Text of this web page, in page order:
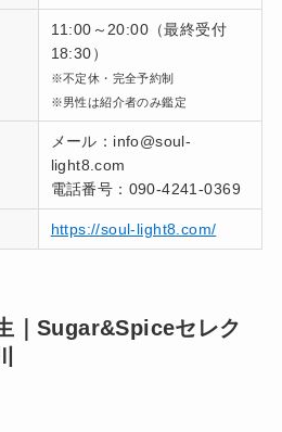
11:00～20:00（最終受付
18:30）
※不定休・完全予約制
※男性は紹介者のみ鑑定
メール：info@soul-
light8.com
電話番号：090-4241-0369
https://soul-light8.com/
｜Sugar&Spiceセレク